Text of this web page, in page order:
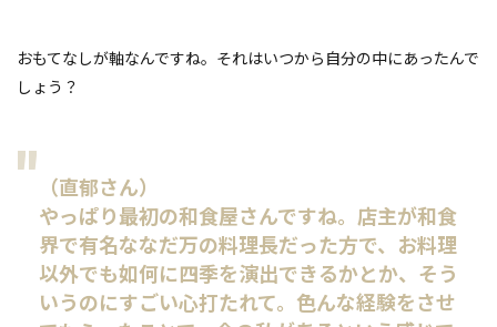
おもてなしが軸なんですね。それはいつから自分の中にあったんで
しょう？
（直郁さん）
やっぱり最初の和食屋さんですね。店主が和食
界で有名ななだ万の料理長だった方で、お料理
以外でも如何に四季を演出できるかとか、そう
いうのにすごい心打たれて。色んな経験をさせ